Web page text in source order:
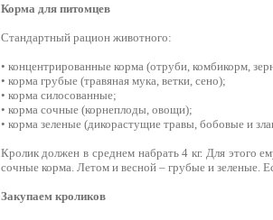
Корма для питомцев
Стандартный рацион животного:
• концентрированные корма (отруби, комбикорм,
• корма грубые (травяная мука, ветки, сено);
• корма силосованные;
• корма сочные (корнеплоды, овощи);
• корма зеленые (дикорастущие травы, бобовые и
Кролик должен в среднем набрать 4 кг. Для этого
сочные корма. Летом и весной – грубые и зеленые.
Закупаем кроликов